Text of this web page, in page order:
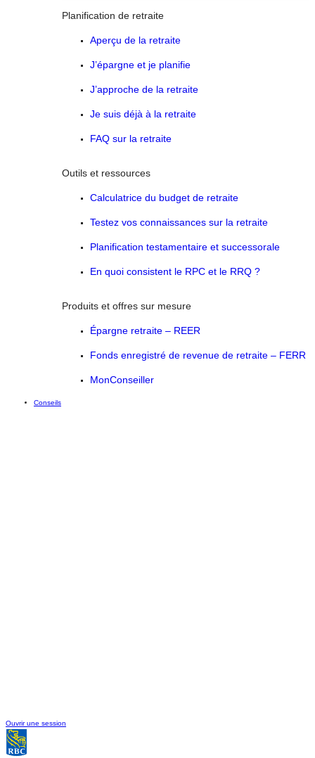
Planification de retraite
Aperçu de la retraite
J’épargne et je planifie
J’approche de la retraite
Je suis déjà à la retraite
FAQ sur la retraite
Outils et ressources
Calculatrice du budget de retraite
Testez vos connaissances sur la retraite
Planification testamentaire et successorale
En quoi consistent le RPC et le RRQ ?
Produits et offres sur mesure
Épargne retraite – REER
Fonds enregistré de revenue de retraite – FERR
MonConseiller
Conseils
Ouvrir une session